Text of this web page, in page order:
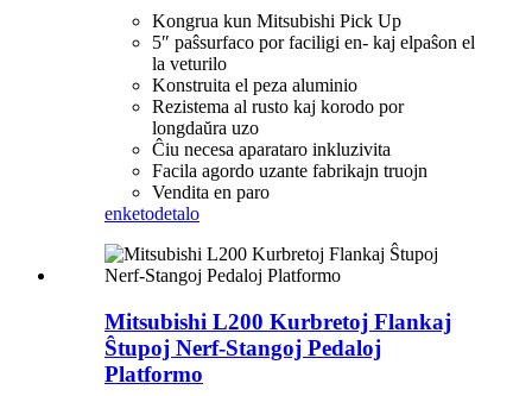
Kongrua kun Mitsubishi Pick Up
5″ paŝsurfaco por faciligi en- kaj elpaŝon el
la veturilo
Konstruita el peza aluminio
Rezistema al rusto kaj korodo por
longdaŭra uzo
Ĉiu necesa aparataro inkluzivita
Facila agordo uzante fabrikajn truojn
Vendita en paro
enketodetalo
Mitsubishi L200 Kurbretoj Flankaj
Ŝtupoj Nerf-Stangoj Pedaloj
Platformo